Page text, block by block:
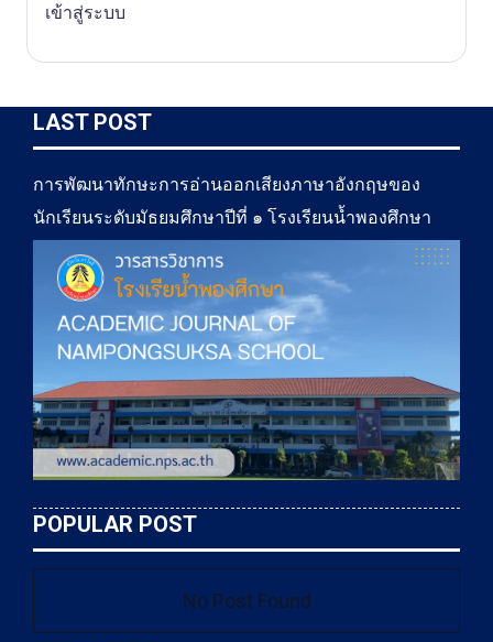
เข้าสู่ระบบ
LAST POST
การพัฒนาทักษะการอ่านออกเสียงภาษาอังกฤษของ
นักเรียนระดับมัธยมศึกษาปีที่ ๑ โรงเรียนน้ำพองศึกษา
POPULAR POST
No Post Found